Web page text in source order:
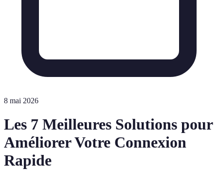
8 mai 2026
Les 7 Meilleures Solutions pour
Améliorer Votre Connexion
Rapide